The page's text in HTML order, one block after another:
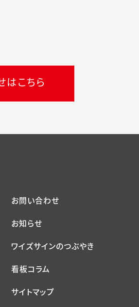
はこちら
お問い合わせ
お知らせ
ワイズサインのつぶやき
看板コラム
サイトマップ